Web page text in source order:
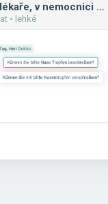
U lékaře, v nemocnici a lékárně
• lehké